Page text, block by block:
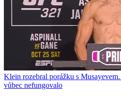
Klein rozebral porážku s
vůbec nefungovalo